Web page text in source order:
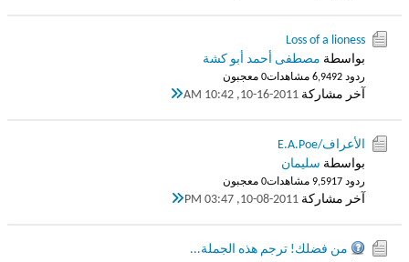
Loss of a lioness
بواسطة مصطفى أحمد أبو كشة
ردود 2 6,949 مشاهدات 0 معجبون
آخر مشاركة 10-16-2011, 10:42 AM
الأعراف/E.A.Poe
بواسطة سليمان
ردود 7 9,591 مشاهدات 0 معجبون
آخر مشاركة 10-08-2011, 03:47 PM
من فضلك! ترجم هذه الجملة...